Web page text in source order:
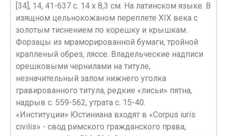
[34], 14, 41-637 с. 14 х 8,3 см. На латинском языке. В
изящном цельнокожаном переплете XIX века с
золотым тиснением по корешку и крышкам.
Форзацы из мраморированной бумаги, тройной
крапленый обрез, ляссе. Владельческие надписи
орешковыми чернилами на титуле,
незначительный залом нижнего уголка
гравированного титула, редкие «лисьи» пятна,
надрыв с. 559-562, утрата c. 15-40.
«Институции» Юстиниана входят в «Corpus iuris
civilis» - свод римского гражданского права,